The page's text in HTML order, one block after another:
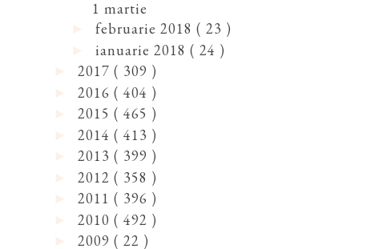
1 martie
februarie 2018 ( 23 )
ianuarie 2018 ( 24 )
2017 ( 309 )
2016 ( 404 )
2015 ( 465 )
2014 ( 413 )
2013 ( 399 )
2012 ( 358 )
2011 ( 396 )
2010 ( 492 )
2009 ( 22 )